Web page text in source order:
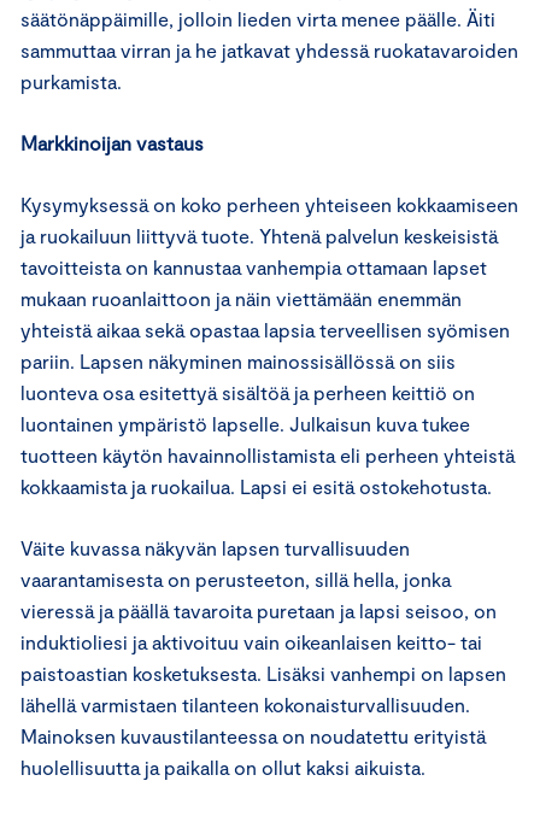
säätönäppäimille, jolloin lieden virta menee päälle. Äiti
sammuttaa virran ja he jatkavat yhdessä ruokatavaroiden
purkamista.
Markkinoijan vastaus
Kysymyksessä on koko perheen yhteiseen kokkaamiseen
ja ruokailuun liittyvä tuote. Yhtenä palvelun keskeisistä
tavoitteista on kannustaa vanhempia ottamaan lapset
mukaan ruoanlaittoon ja näin viettämään enemmän
yhteistä aikaa sekä opastaa lapsia terveellisen syömisen
pariin. Lapsen näkyminen mainossisällössä on siis
luonteva osa esitettyä sisältöä ja perheen keittiö on
luontainen ympäristö lapselle. Julkaisun kuva tukee
tuotteen käytön havainnollistamista eli perheen yhteistä
kokkaamista ja ruokailua. Lapsi ei esitä ostokehotusta.
Väite kuvassa näkyvän lapsen turvallisuuden
vaarantamisesta on perusteeton, sillä hella, jonka
vieressä ja päällä tavaroita puretaan ja lapsi seisoo, on
induktioliesi ja aktivoituu vain oikeanlaisen keitto- tai
paistoastian kosketuksesta. Lisäksi vanhempi on lapsen
lähellä varmistaen tilanteen kokonaisturvallisuuden.
Mainoksen kuvaustilanteessa on noudatettu erityistä
huolellisuutta ja paikalla on ollut kaksi aikuista.